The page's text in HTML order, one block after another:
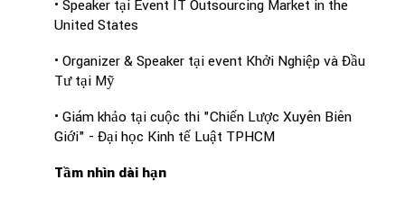
• Speaker tại Event IT Outsourcing Market in the
United States
• Organizer & Speaker tại event Khởi Nghiệp và Đầu
Tư tại Mỹ
• Giám khảo tại cuộc thi "Chiến Lược Xuyên Biên
Giới" - Đại học Kinh tế Luật TPHCM
Tầm nhìn dài hạn